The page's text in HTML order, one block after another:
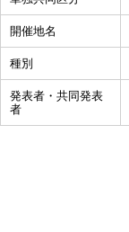
開催地名
種別
発表者・共同発表
者